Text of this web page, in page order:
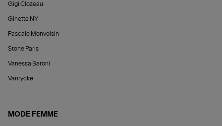
Gigi Clozeau
Ginette NY
Pascale Monvoisin
Stone Paris
Vanessa Baroni
Vanrycke
MODE FEMME